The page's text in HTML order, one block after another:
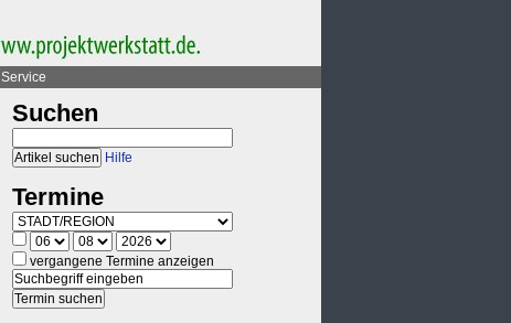
Service
Suchen
Hilfe
Termine
vergangene Termine anzeigen